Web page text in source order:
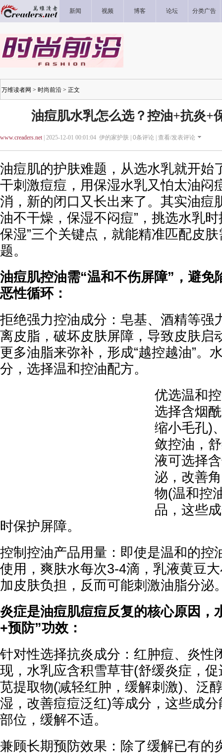
新闻 视频 博客 论坛 分类广告
万维读者网 > 时尚前沿 > 正文
油痘肌水乳怎么选？控油+抗炎+
www.creaders.net| 2025-12-01 00:01:04 伊的家护肤 | 0条评论 | 查看/发表评论
油痘肌的护肤难题，从选水乳就开始
干刺激痘痘，用保湿水乳又怕太油闷
消，新的闭口又长出来了。其实油痘
油不干燥，保湿不闷痘”，挑选水乳
保湿”三个关键点，就能精准匹配皮
题。
油痘肌控油需“温和不伤屏障”，避免
恶性循环：
拒绝强力控油成分：皂基、酒精等强
离皮脂，破坏皮肤屏障，导致皮肤启
更多油脂来弥补，形成“越控越油”。
分，选择温和控油配方。
优选温和
选择含烟
缩小毛孔)
敛控油，
液可选择
泌，改善
物(温和控
品，这些
时保护屏障。
控制控油产品用量：即使是温和的控
使用，爽肤水每次3-4滴，乳液黄豆
加皮肤负担，反而可能刺激油脂分泌
炎症是油痘肌痘痘反复的核心原因，
+预防”功效：
针对性选择抗炎成分：红肿痘、炎性
现，水乳应含积雪草苷(舒缓炎症，
苋提取物(减轻红肿，缓解刺激)、泛
湿，改善痘痘泛红)等成分，这些成
部位，缓解不适。
兼顾长期预防效果：除了缓解已有的